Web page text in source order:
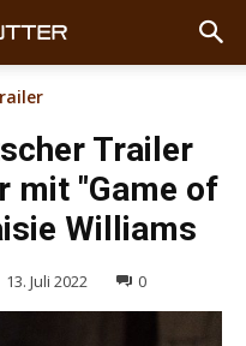
Trailer
mit "Game of
Williams
13. Juli 2022 0